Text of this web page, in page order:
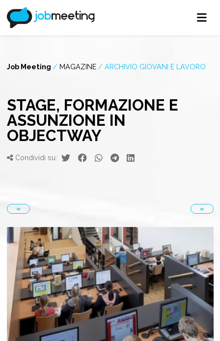
Job Meeting / MAGAZINE / ARCHIVIO GIOVANI E LAVORO
STAGE, FORMAZIONE E
ASSUNZIONE IN
OBJECTWAY
Condividi su:
« »